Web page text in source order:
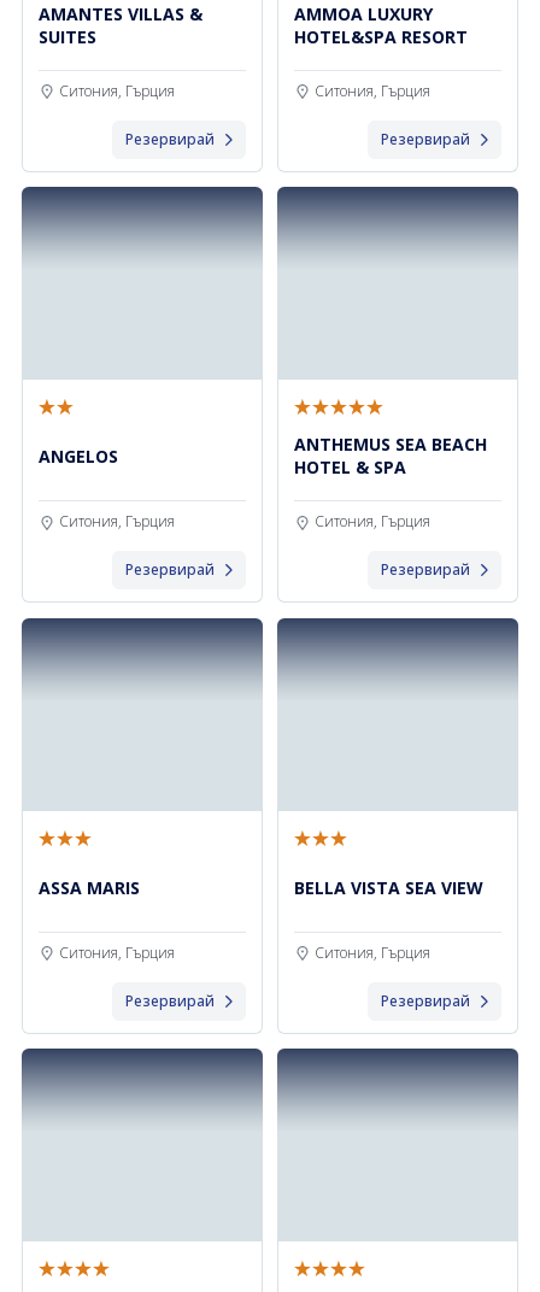
AMANTES VILLAS &
SUITES
Ситония, Гърция
Резервирай
AMMOA LUXURY
HOTEL&SPA RESORT
Ситония, Гърция
Резервирай
ANGELOS
Ситония, Гърция
Резервирай
ANTHEMUS SEA BEACH
HOTEL & SPA
Ситония, Гърция
Резервирай
ASSA MARIS
Ситония, Гърция
Резервирай
BELLA VISTA SEA VIEW
Ситония, Гърция
Резервирай